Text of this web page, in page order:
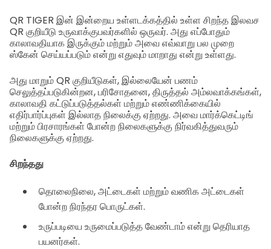
QR TIGER இன் இன்றைய உள்ளடக்கத்தில் உள்ள சிறந்த இலவச
QR குறியீடு உருவாக்குபவர்களில் ஒருவர். அது எப்போதும்
காலாவதியாக இருக்கும் மற்றும் அவை எவ்வாறு பல முறை
ஸ்கேன் செய்யப்படும் என்று எதுவும் மாறாது என்று உள்ளது.
அது மாறும் QR குறியீடுகள், இல்லையேன் பணம்
செலுத்தப்படுகின்றன, பரிசோதனை, திருத்தல் அம்லவாக்கங்கள்,
காலாவதி கட்டுப்படுத்தல்கள் மற்றும் எண்ணிக்கையில்
எதிர்பார்ப்புகள் இல்லாத நிலைக்கு ஏற்றது. அவை மார்க்கெட்டிங்
மற்றும் பிரசாரங்கள் போன்ற நிலைகளுக்கு நிர்வகித்துவரும்
நிலைகளுக்கு ஏற்றது.
சிறந்தது
தொலைநிலை, அட்டைகள் மற்றும் வணிக அட்டைகள்
போன்ற நிரந்தர பொருட்கள்.
உருப்படியை உருமைப்படுத்த வேண்டாம் என்று தெரியாத
பயனர்கள்.